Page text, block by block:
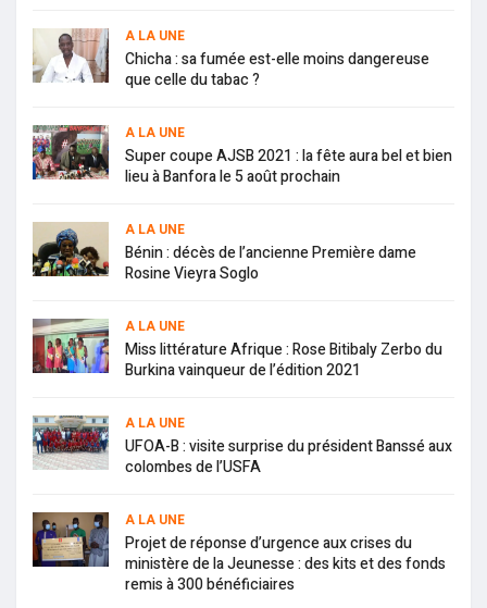
A LA UNE
Chicha : sa fumée est-elle moins dangereuse
que celle du tabac ?
A LA UNE
Super coupe AJSB 2021 : la fête aura bel et bien
lieu à Banfora le 5 août prochain
A LA UNE
Bénin : décès de l’ancienne Première dame
Rosine Vieyra Soglo
A LA UNE
Miss littérature Afrique : Rose Bitibaly Zerbo du
Burkina vainqueur de l’édition 2021
A LA UNE
UFOA-B : visite surprise du président Banssé aux
colombes de l’USFA
A LA UNE
Projet de réponse d’urgence aux crises du
ministère de la Jeunesse : des kits et des fonds
remis à 300 bénéficiaires